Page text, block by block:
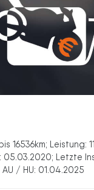
16536km; Leistung:
05.03.2020; Letzte
/ HU: 01.04.2025